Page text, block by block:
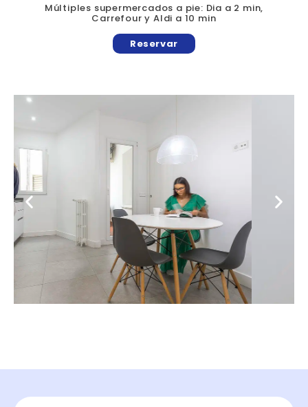
Múltiples supermercados a pie: Dia a 2 min,
Carrefour y Aldi a 10 min
Reservar